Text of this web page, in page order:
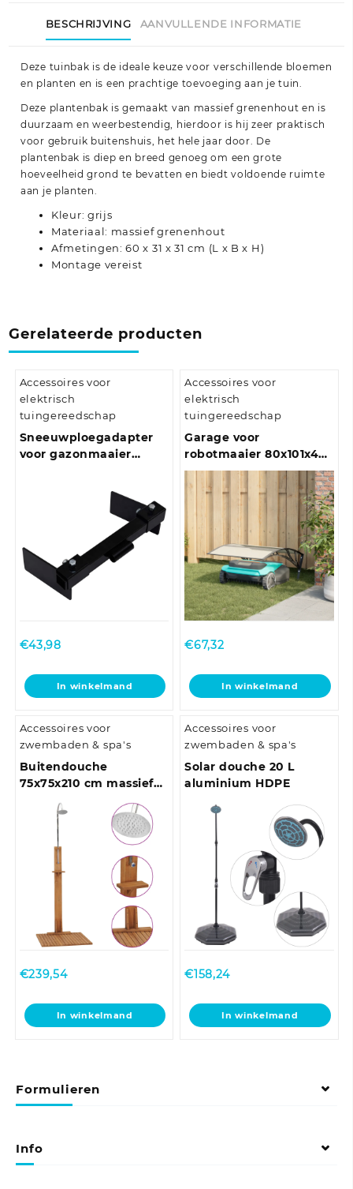
BESCHRIJVING AANVULLENDE INFORMATIE
Deze tuinbak is de ideale keuze voor verschillende bloemen
en planten en is een prachtige toevoeging aan je tuin.
Deze plantenbak is gemaakt van massief grenenhout en is
duurzaam en weerbestendig, hierdoor is hij zeer praktisch
voor gebruik buitenshuis, het hele jaar door. De
plantenbak is diep en breed genoeg om een grote
hoeveelheid grond te bevatten en biedt voldoende ruimte
aan je planten.
Kleur: grijs
Materiaal: massief grenenhout
Afmetingen: 60 x 31 x 31 cm (L x B x H)
Montage vereist
Gerelateerde producten
Accessoires voor
elektrisch
tuingereedschap
Sneeuwploegadapter
voor gazonmaaier
€43,98
In winkelmand
Accessoires voor
elektrisch
tuingereedschap
Garage voor
robotmaaier 80x101x46
cm zwart
€67,32
In winkelmand
Accessoires voor
zwembaden & spa's
Buitendouche
75x75x210 cm massief
teakhout
€239,54
In winkelmand
Accessoires voor
zwembaden & spa's
Solar douche 20 L
aluminium HDPE
€158,24
In winkelmand
Formulieren
Info